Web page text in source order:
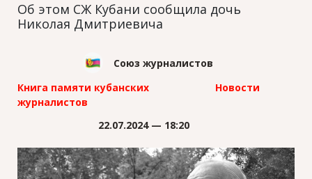
Об этом СЖ Кубани сообщила дочь
Николая Дмитриевича
Союз журналистов
Книга памяти кубанских
журналистов
Новости
22.07.2024 — 18:20